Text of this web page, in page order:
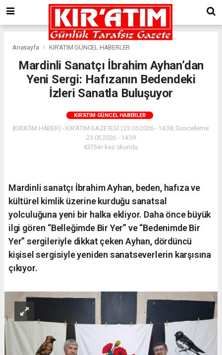
Anasayfa KIR'ATIM GÜNCEL HABERLER
Mardinli Sanatçı İbrahim Ayhan’dan
Yeni Sergi: Hafızanın Bedendeki
İzleri Sanatla Buluşuyor
KIR'ATIM GÜNCEL HABERLER
(KIRATIM HABER) - KIR'ATIM GAZETESİ | 23.05.2026 - 14:38, Güncelleme:
23.05.2026 - 14:39
43754+ kez okundu.
Mardinli sanatçı İbrahim Ayhan, beden, hafıza ve
kültürel kimlik üzerine kurduğu sanatsal
yolculuğuna yeni bir halka ekliyor. Daha önce büyük
ilgi gören “Belleğimde Bir Yer” ve “Bedenimde Bir
Yer” sergileriyle dikkat çeken Ayhan, dördüncü
kişisel sergisiyle yeniden sanatseverlerin karşısına
çıkıyor.